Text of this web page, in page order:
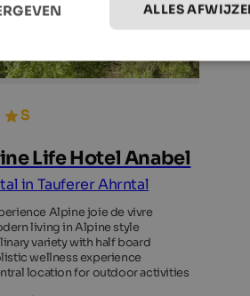
Life Hotel Anabel
in Tauferer Ahrntal
Alpine joie de vivre
living in Alpine style
variety with half board
wellness experience
location for outdoor activities
ALLES